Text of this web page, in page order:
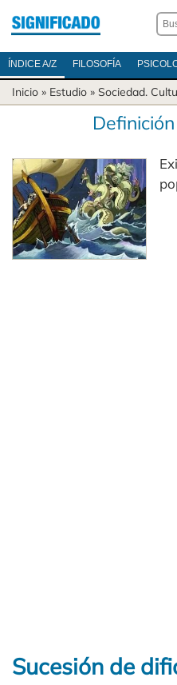
ÍNDICE A/Z FILOSOFÍA
Inicio » Estudio » Sociedad.
Sucesión de